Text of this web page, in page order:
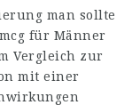
man sollte
für Männer
Vergleich zur
mit einer